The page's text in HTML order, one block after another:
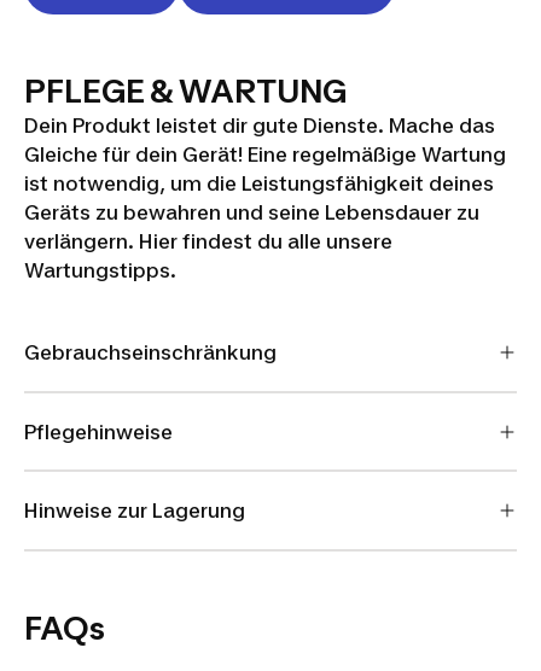
PFLEGE & WARTUNG
Dein Produkt leistet dir gute Dienste. Mache das
Gleiche für dein Gerät! Eine regelmäßige Wartung
ist notwendig, um die Leistungsfähigkeit deines
Geräts zu bewahren und seine Lebensdauer zu
verlängern. Hier findest du alle unsere
Wartungstipps.
Gebrauchseinschränkung
Pflegehinweise
Hinweise zur Lagerung
FAQs